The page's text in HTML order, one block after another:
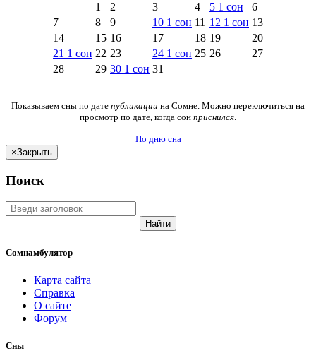
1
2 3 4 5 1 сон
6
7
8 9 10 1 сон 11 12 1 сон 13
14
15 16 17 18 19
20
21 1 сон 22 23 24 1 сон 25 26
27
28
29 30 1 сон 31
Показываем сны по дате публикации на Сомне. Можно переключиться на
просмотр по дате, когда сон приснился
По дню сна
×Закрыть
Поиск
Найти
Сомнамбулятор
Карта сайта
Справка
О сайте
Форум
Сны